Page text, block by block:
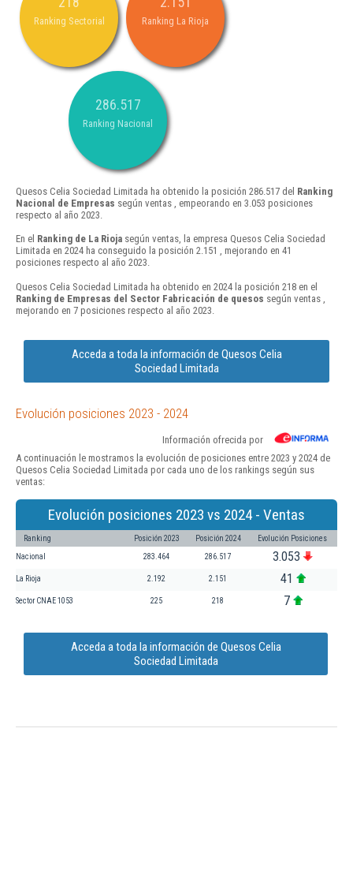
Ranking Sectorial Ranking La Rioja
286.517
Ranking Nacional
Quesos Celia Sociedad Limitada ha obtenido la posición 286.517 del Ranking
Nacional de Empresas según ventas , empeorando en 3.053 posiciones
respecto al año 2023.
En el Ranking de La Rioja según ventas, la empresa Quesos Celia Sociedad
Limitada en 2024 ha conseguido la posición 2.151 , mejorando en 41
posiciones respecto al año 2023.
Quesos Celia Sociedad Limitada ha obtenido en 2024 la posición 218 en el
Ranking de Empresas del Sector Fabricación de quesos según ventas ,
mejorando en 7 posiciones respecto al año 2023.
Acceda a toda la información de Quesos Celia
Sociedad Limitada
Evolución posiciones 2023 - 2024
Información ofrecida por
A continuación le mostramos la evolución de posiciones entre 2023 y 2024 de
Quesos Celia Sociedad Limitada por cada uno de los rankings según sus
ventas:
Evolución posiciones 2023 vs 2024 - Ventas
Ranking Posición 2023 Posición 2024 Evolución Posiciones
Nacional 283.464 286.517 3.053
La Rioja 2.192 2.151 41
Sector CNAE 1053 225 218 7
Acceda a toda la información de Quesos Celia
Sociedad Limitada